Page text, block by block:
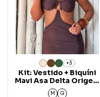
+3
Kit: Vestido + Biquíni
Mavi Asa Delta Origem
(3 peças)
M G